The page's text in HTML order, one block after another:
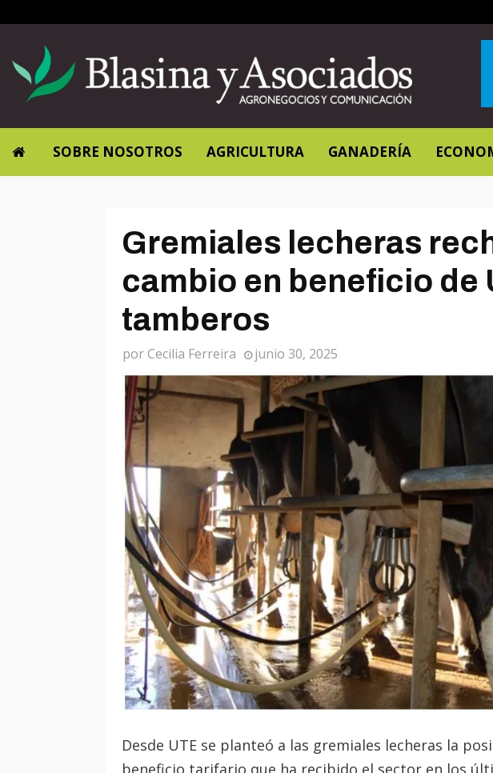
SOBRE NOSOTROS AGRICULTURA GANADERÍA
Gremiales lecheras
cambio en beneficio de
tamberos
porCecilia Ferreira junio 30, 2025
Desde UTE se planteó a las gremiales lecheras la
beneficio tarifario que ha recibido el sector en los